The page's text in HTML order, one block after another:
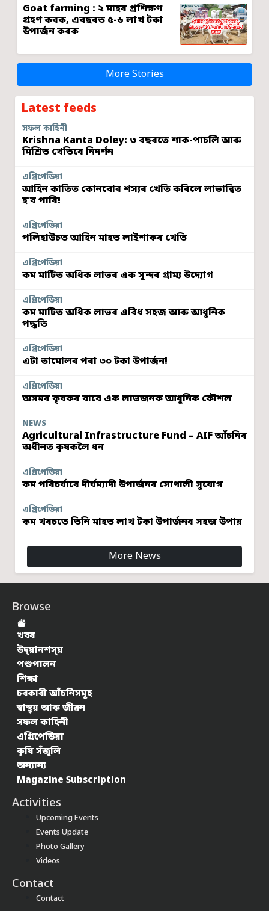
Goat farming : ২ মাহৰ প্ৰশিক্ষণ
গ্ৰহণ কৰক, এবছৰত ৫-৬ লাখ টকা
উপাৰ্জন কৰক
More Stories
Latest feeds
সফল কাহিনী
Krishna Kanta Doley: ৩ বছৰতে শাক-পাচলি আৰু
মিশ্ৰিত খেতিৰে নিদৰ্শন
এগ্ৰিপেডিয়া
আহিন কাতিত কোনবোৰ শস্যৰ খেতি কৰিলে লাভান্বিত
হ’ব পাৰি!
এগ্ৰিপেডিয়া
পলিহাউচত আহিন মাহত লাইশাকৰ খেতি
এগ্ৰিপেডিয়া
কম মাটিত অধিক লাভৰ এক সুন্দৰ গ্ৰাম্য উদ্যোগ
এগ্ৰিপেডিয়া
কম মাটিত অধিক লাভৰ এবিধ সহজ আৰু আধুনিক
পদ্ধতি
এগ্ৰিপেডিয়া
এটা তামোলৰ পৰা ৩০ টকা উপাৰ্জন!
এগ্ৰিপেডিয়া
অসমৰ কৃষকৰ বাবে এক লাভজনক আধুনিক কৌশল
NEWS
Agricultural Infrastructure Fund – AIF আঁচনিৰ
অধীনত কৃষকলৈ ধন
এগ্ৰিপেডিয়া
কম পৰিচৰ্যাৰে দীৰ্ঘম্যাদী উপাৰ্জনৰ সোণালী সুযোগ
এগ্ৰিপেডিয়া
কম খৰচতে তিনি মাহত লাখ টকা উপাৰ্জনৰ সহজ উপায়
More News
Browse
খবৰ
উদ্য়ানশস্য়
পশুপালন
শিক্ষা
চৰকাৰী আঁচনিসমূহ
স্বাস্থ্য় আৰু জীৱন
সফল কাহিনী
এগ্ৰিপেডিয়া
কৃষি সঁজুলি
অন্যান্য
Magazine Subscription
Activities
Upcoming Events
Events Update
Photo Gallery
Videos
Contact
Contact